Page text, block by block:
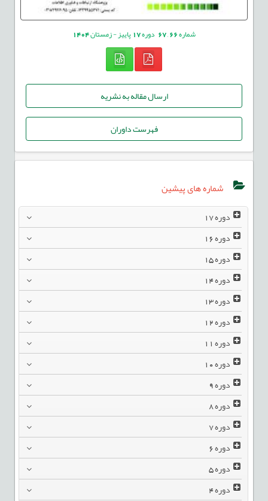
شماره66
,
67 دوره17پاییز - زمستان1404
ارسال مقاله به نشریه
فهرست داوران
شماره های پیشین
دوره17
دوره16
دوره15
دوره14
دوره13
دوره12
دوره11
دوره10
دوره9
دوره8
دوره7
دوره6
دوره5
دوره4